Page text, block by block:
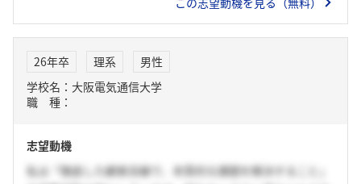
トナーとの強固なネットワークを通じて、地方の企業や教育
定の産業だけでなく、あらゆる分野で必要不可欠な存在とな
ります。貴社でなら、私自身のこれまでの学習経験を活か
し、広範なIT知識を身につけながら、日本のデジタルデバイ
26年卒 理系
男性
学校名：大阪電気通信大学
職 種：
志望動機
私は「徹底した顧客目線で、本質的な課題を解決すること」